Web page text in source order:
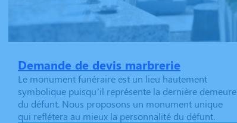
Demande de devis marbrerie
Le monument funéraire est un lieu hautement
symbolique puisqu’il représente la dernière demeure
du défunt. Nous proposons un monument unique
qui reflétera au mieux la personnalité du défunt.